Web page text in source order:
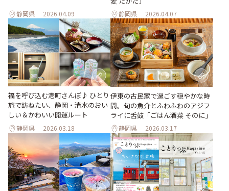
静岡県 2026.04.09 静岡県 2026.04.07
福を呼び込む港町さんぽ♪ ひとり
旅で訪ねたい、静岡・清水のおい
しい＆かわいい開運ルート
静岡県 2026.03.18
伊東の古民家で過ごす穏やかな時
間。旬の魚介とふわふわのアジフ
ライに舌鼓「ごはん酒菜 そのに」
静岡県 2026.03.17